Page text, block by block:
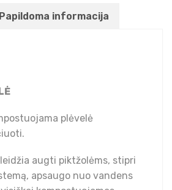
Papildoma informacija
plėvelė
augti piktžolėms, stipri
apsaugo nuo vandens